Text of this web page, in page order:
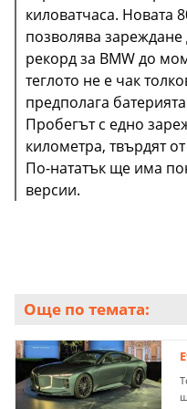
киловатчаса. Новата
позволява
рекорд за BMW до
теглото не е чак
предполага
Пробегът с едно
километра, твърдят
По-нататък ще има
версии.
Още по темата: